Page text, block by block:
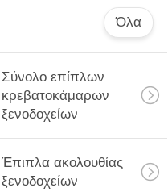
Όλα
Σύνολο επίπλων
κρεβατοκάμαρων
ξενοδοχείων
Έπιπλα ακολουθίας
ξενοδοχείων